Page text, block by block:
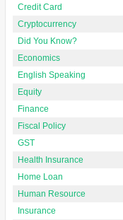
Credit Card
Cryptocurrency
Did You Know?
Economics
English Speaking
Equity
Finance
Fiscal Policy
GST
Health Insurance
Home Loan
Human Resource
Insurance